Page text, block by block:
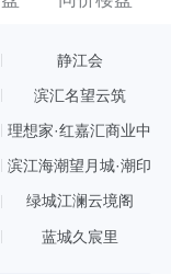
静江会
滨汇名望云筑
理想家·红嘉汇商业中
滨江海潮望月城·潮印
绿城江澜云境阁
蓝城久宸里